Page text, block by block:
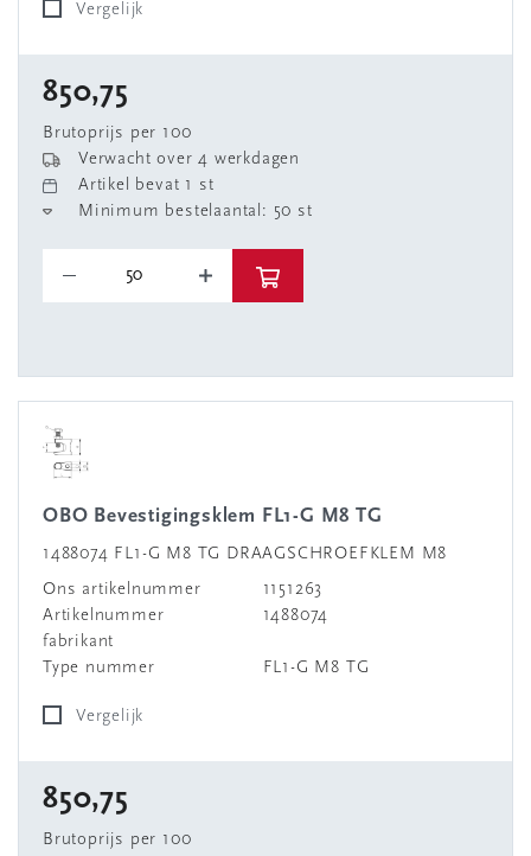
Vergelijk
850,75
Brutoprijs per 100
Verwacht over 4 werkdagen
Artikel bevat 1 st
Minimum bestelaantal: 50 st
OBO Bevestigingsklem FL1-G M8 TG
1488074 FL1-G M8 TG DRAAGSCHROEFKLEM M8
Ons artikelnummer
1151263
Artikelnummer
fabrikant
1488074
Type nummer FL1-G M8 TG
Vergelijk
850,75
Brutoprijs per 100